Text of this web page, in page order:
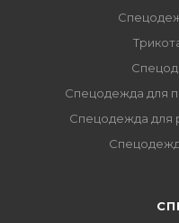
Спецодежда для
Спецодежда для